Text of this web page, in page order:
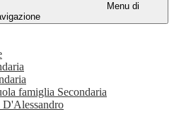
Menu di
famiglia Secondaria